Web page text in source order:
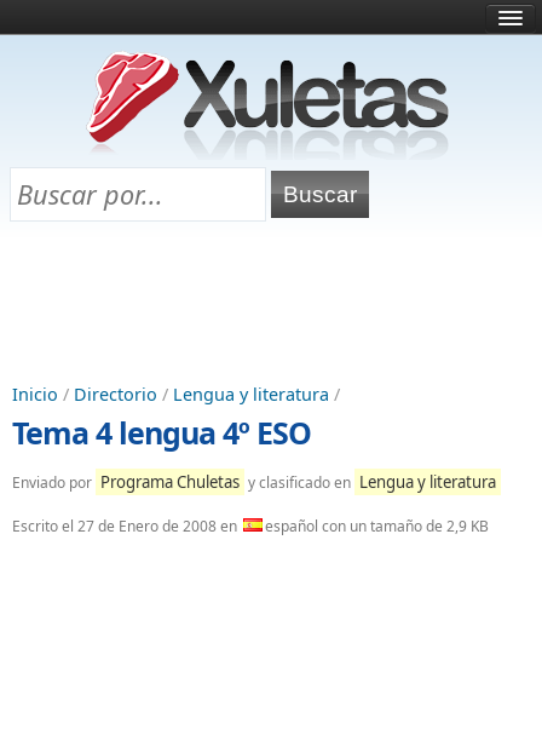
¿Qué es esto?
Directorio
Chuletas para exámenes
Inicio / Directorio / Lengua y literatura /
Tema 4 lengua 4º ESO
Enviado por Programa Chuletas y clasificado en Lengua y literatura
Escrito el 27 de Enero de 2008en español con un tamaño de 2,9 KB